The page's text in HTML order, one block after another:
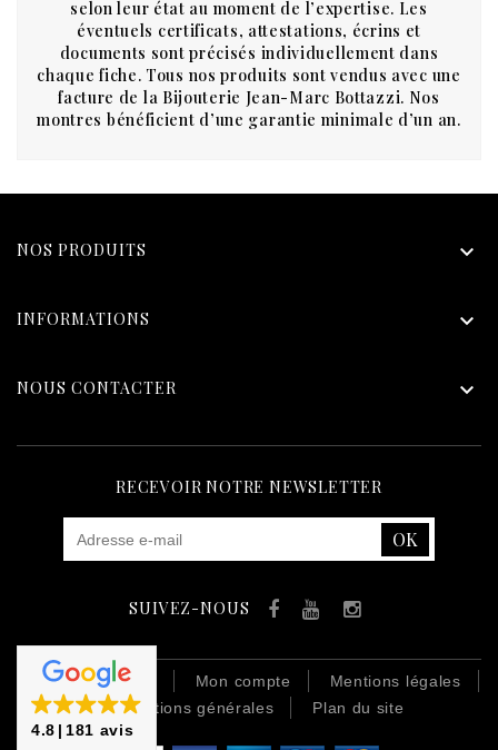
selon leur état au moment de l’expertise. Les
éventuels certificats, attestations, écrins et
documents sont précisés individuellement dans
chaque fiche. Tous nos produits sont vendus avec une
facture de la Bijouterie Jean-Marc Bottazzi. Nos
montres bénéficient d’une garantie minimale d’un an.
NOS PRODUITS 
INFORMATIONS 
NOUS CONTACTER 
RECEVOIR NOTRE NEWSLETTER
SUIVEZ-NOUS Facebook
YouTubeInstagram
Contactez-nous Mon compte
Mentions légales
Conditions générales
Plan du site
4.8
181 avis